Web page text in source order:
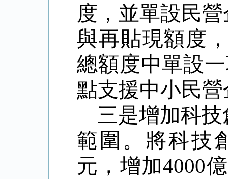
度，並單設民
與再貼現額度
總額度中單設
點支援中小民
三是增加科
範圍。將科技
元，增加4000